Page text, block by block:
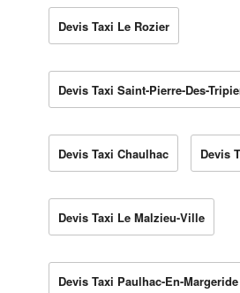
Devis Taxi Le Rozier
Devis Taxi Saint-Pierre-Des-
Devis Taxi Chaulhac Devis
Devis Taxi Le Malzieu-Ville
Devis Taxi Paulhac-En-Margeride